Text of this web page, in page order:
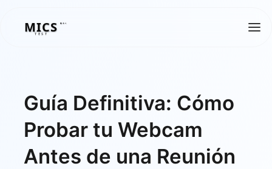
MICS
MICS
TEST
Guía Definitiva: Cómo
Probar tu Webcam
Antes de una Reunión